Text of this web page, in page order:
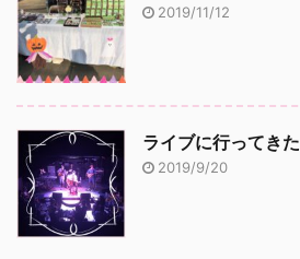
2019/11/12
ライブに行ってきた
2019/9/20